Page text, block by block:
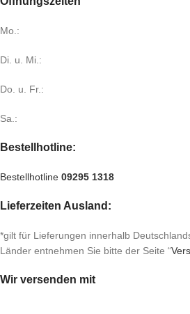
Mo.:
Di. u. Mi.:
Do. u. Fr.:
Sa.:
Bestellhotline:
Bestellhotline 09295 1318
Lieferzeiten Ausland:
*gilt für Lieferungen innerhalb
Länder entnehmen Sie bitte der Seite “
Wir versenden mit